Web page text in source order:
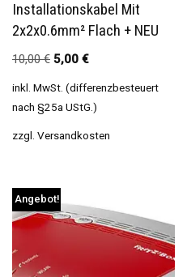
Installationskabel Mit
2x2x0.6mm² Flach + NEU
10,00€ 5,00 €
inkl. MwSt. (differenzbesteuert
nach §25a UStG.)
zzgl. Versandkosten
Angebot!